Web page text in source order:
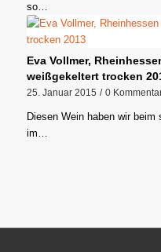
so…
Eva Vollmer,
weißgekeltert trocken
25. Januar 2015 / 0
Diesen Wein haben wir
im…